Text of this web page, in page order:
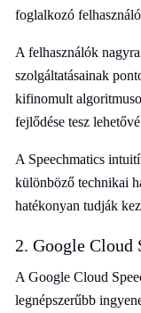
foglalkozó
A felhasználók
szolgáltatásainak
kifinomult
fejlődése tesz
A Speechmatics
különböző technikai
hatékonyan tudják
2. Google Cloud
A Google Cloud
legnépszerűbb